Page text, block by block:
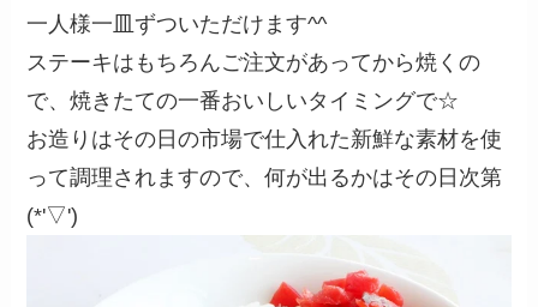
一人様一皿ずついただけます^^
ステーキはもちろんご注文があってから焼くの
で、焼きたての一番おいしいタイミングで☆
お造りはその日の市場で仕入れた新鮮な素材を使
って調理されますので、何が出るかはその日次第
(*'▽')